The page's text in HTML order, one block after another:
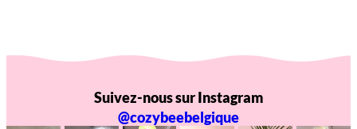
Suivez-nous sur Instagram
@cozybeebelgique